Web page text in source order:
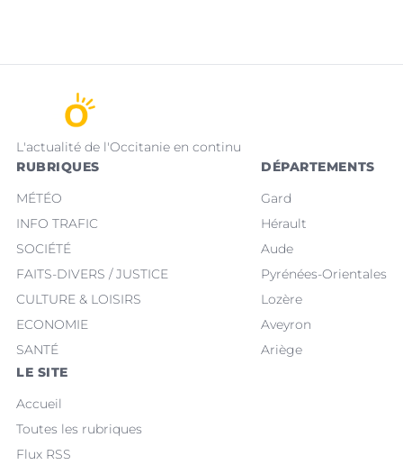
L'actualité de l'Occitanie en continu
RUBRIQUES
MÉTÉO
INFO TRAFIC
SOCIÉTÉ
FAITS-DIVERS / JUSTICE
CULTURE & LOISIRS
ECONOMIE
SANTÉ
DÉPARTEMENTS
Gard
Hérault
Aude
Pyrénées-Orientales
Lozère
Aveyron
Ariège
LE SITE
Accueil
Toutes les rubriques
Flux RSS